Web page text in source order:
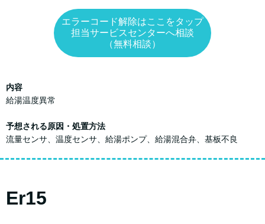
エラーコード解除はここをタップ
担当サービスセンターへ相談
（無料相談）
内容
給湯温度異常
予想される原因・処置方法
流量センサ、温度センサ、給湯ポンプ、給湯混合弁、基板不良
Er15